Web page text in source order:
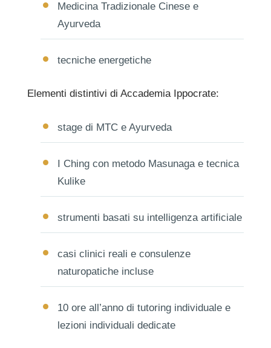
Medicina Tradizionale Cinese e
Ayurveda
tecniche energetiche
Elementi distintivi di Accademia Ippocrate:
stage di MTC e Ayurveda
I Ching con metodo Masunaga e tecnica
Kulike
strumenti basati su intelligenza artificiale
casi clinici reali e consulenze
naturopatiche incluse
10 ore all’anno di tutoring individuale e
lezioni individuali dedicate